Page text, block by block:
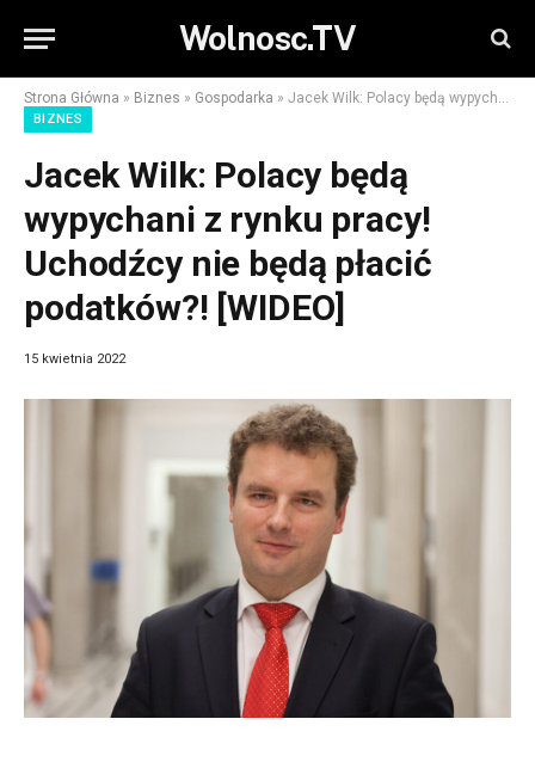
Wolnosc.TV
Strona Główna » Biznes » Gospodarka » Jacek Wilk: Polacy będą wypychani z rynku pracy! Uchodźcy nie będą płacić podatków?! [WIDEO]
BIZNES
Jacek Wilk: Polacy będą
wypychani z rynku pracy!
Uchodźcy nie będą płacić
podatków?! [WIDEO]
15 kwietnia 2022